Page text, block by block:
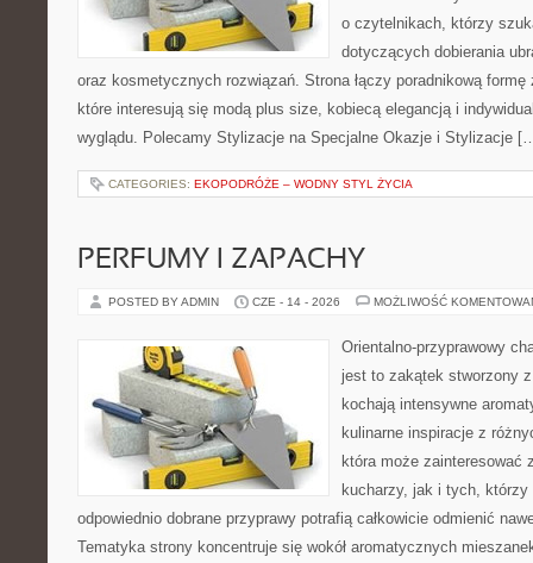
o czytelnikach, którzy
dotyczących dobierania
oraz kosmetycznych rozwiązań. Strona łączy poradnikową
które interesują się modą plus size, kobiecą elegancją i
wyglądu. Polecamy Stylizacje na Specjalne Okazje i Stylizacje
CATEGORIES: EKOPODRÓŻE – WODNY STYL ŻYCIA
PERFUMY I ZAPACHY
POSTED BY ADMIN CZE - 14 - 2026 MOŻLIWOŚĆ
Orientalno-przyprawowy
jest to zakątek stworzony
kochają intensywne
kulinarne inspiracje z
która może zainteresować
kucharzy, jak i tych, którzy
odpowiednio dobrane przyprawy potrafią całkowicie odmienić
Tematyka strony koncentruje się wokół aromatycznych